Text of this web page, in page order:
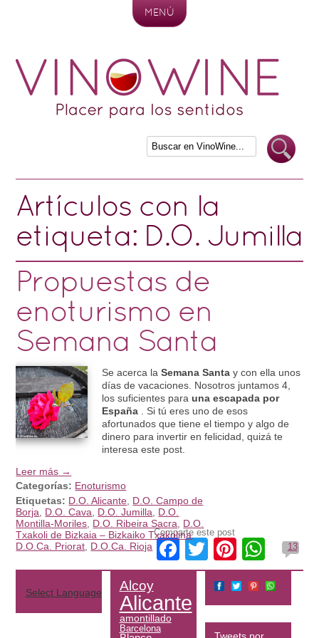
MENÚ
Artículos con la
etiqueta: D.O. Jumilla
Propuestas de
enoturismo en
Semana Santa
Se acerca laSemana Santay con ella unos
días de vacaciones. Nosotros juntamos 4,
los suficientes parauna escapada por
España
. Si tú eres uno de esos
afortunados que tiene el tiempo y algo de
dinero para invertir en felicidad, quizá te
interesa este post.
Leer más →
Categorías: Enoturismo
Etiquetas: D.O. Alicante D.O. Campo de
Borja
D.O. Cava D.O. Jumilla
D.O.
Montilla-Moriles D.O. Ribeira Sacra
D.O.
Txakoli de Bizkaia – Bizkaiko Txakolina,
D.O.Ca. Priorat D.O.Ca. Rioja
Comparte este post
Facebook
Twitter 13
Select Language Alcoy
Alicante
amontillado
Barcelona